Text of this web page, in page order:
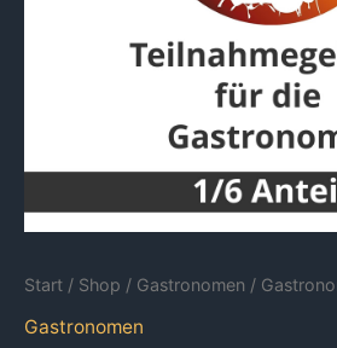
Start / Shop / Gastronomen /
Gastronomen